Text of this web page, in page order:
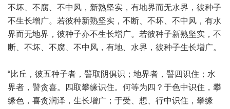
不坏、不腐、不中风，新熟坚实，有地界而无水界，彼种子
不生长增广。若彼种新熟坚实，不断、不坏、不中风，有水
界而无地界，彼种子亦不生长增广。若彼种子新熟坚实，不
断、不坏、不腐、不中风，有地、水界，彼种子生长增广。
“比丘，彼五种子者，譬取阴俱识；地界者，譬四识住；水
界者，譬贪喜。四取攀缘识住。何等为四？于色中识住，攀
缘色，喜贪润泽，生长增广；于受、想、行中识住，攀缘